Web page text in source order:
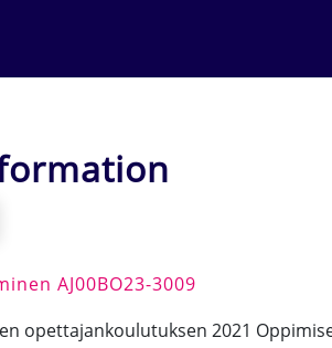
AJ00BO23-3009
opettajankoulutuksen 2021